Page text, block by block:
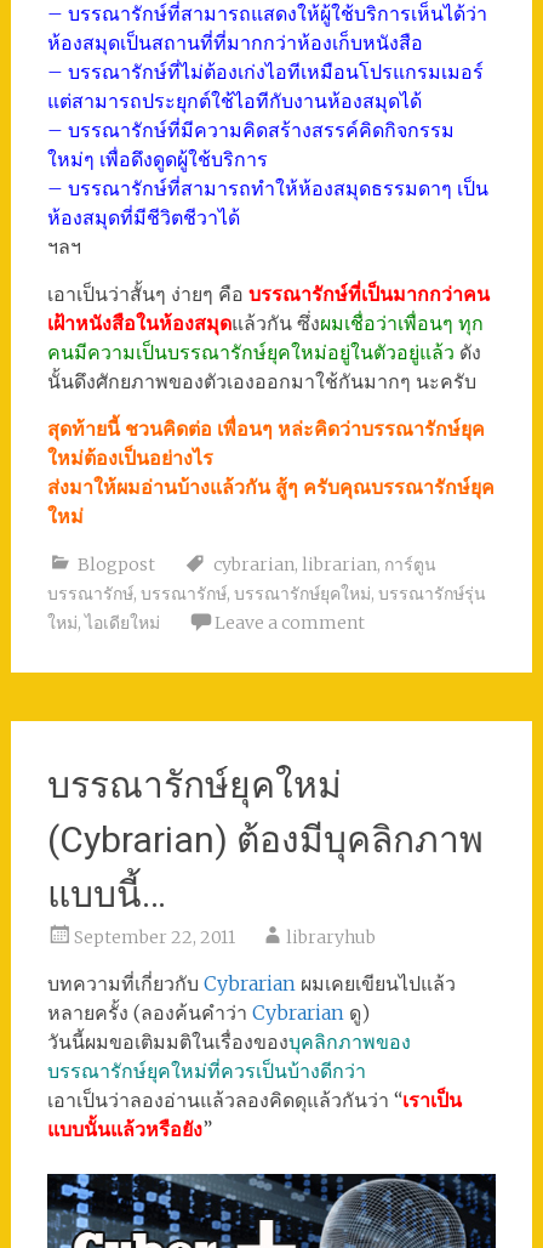
– บรรณารักษ์ที่สามารถแสดงให้ผู้ใช้บริการเห็นได้ว่า
ห้องสมุดเป็นสถานที่ที่มากกว่าห้องเก็บหนังสือ
– บรรณารักษ์ที่ไม่ต้องเก่งไอทีเหมือนโปรแกรมเมอร์
แต่สามารถประยุกต์ใช้ไอทีกับงานห้องสมุดได้
– บรรณารักษ์ที่มีความคิดสร้างสรรค์คิดกิจกรรม
ใหม่ๆ เพื่อดึงดูดผู้ใช้บริการ
– บรรณารักษ์ที่สามารถทำให้ห้องสมุดธรรมดาๆ เป็น
ห้องสมุดที่มีชีวิตชีวาได้
ฯลฯ
เอาเป็นว่าสั้นๆ ง่ายๆ คือ บรรณารักษ์ที่เป็นมากกว่าคน
เฝ้าหนังสือในห้องสมุดแล้วกัน ซึ่งผมเชื่อว่าเพื่อนๆ ทุก
คนมีความเป็นบรรณารักษ์ยุคใหม่อยู่ในตัวอยู่แล้ว ดัง
นั้นดึงศักยภาพของตัวเองออกมาใช้กันมากๆ นะครับ
สุดท้ายนี้ ชวนคิดต่อ เพื่อนๆ หล่ะคิดว่าบรรณารักษ์ยุค
ใหม่ต้องเป็นอย่างไร
ส่งมาให้ผมอ่านบ้างแล้วกัน สู้ๆ ครับคุณบรรณารักษ์ยุค
ใหม่
Blogpost cybrarian, librarian, การ์ตูน
บรรณารักษ์, บรรณารักษ์, บรรณารักษ์ยุคใหม่, บรรณารักษ์รุ่น
ใหม่,ไอเดียใหม่ Leave a comment
บรรณารักษ์ยุคใหม่
(Cybrarian) ต้องมีบุคลิกภาพ
แบบนี้…
September 22, 2011 libraryhub
บทความที่เกี่ยวกับ Cybrarianผมเคยเขียนไปแล้ว
หลายครั้ง (ลองค้นคำว่า Cybrarianดู)
วันนี้ผมขอเติมมติในเรื่องของบุคลิกภาพของ
บรรณารักษ์ยุคใหม่ที่ควรเป็นบ้างดีกว่า
เอาเป็นว่าลองอ่านแล้วลองคิดดุแล้วกันว่า “เราเป็น
แบบนั้นแล้วหรือยัง”